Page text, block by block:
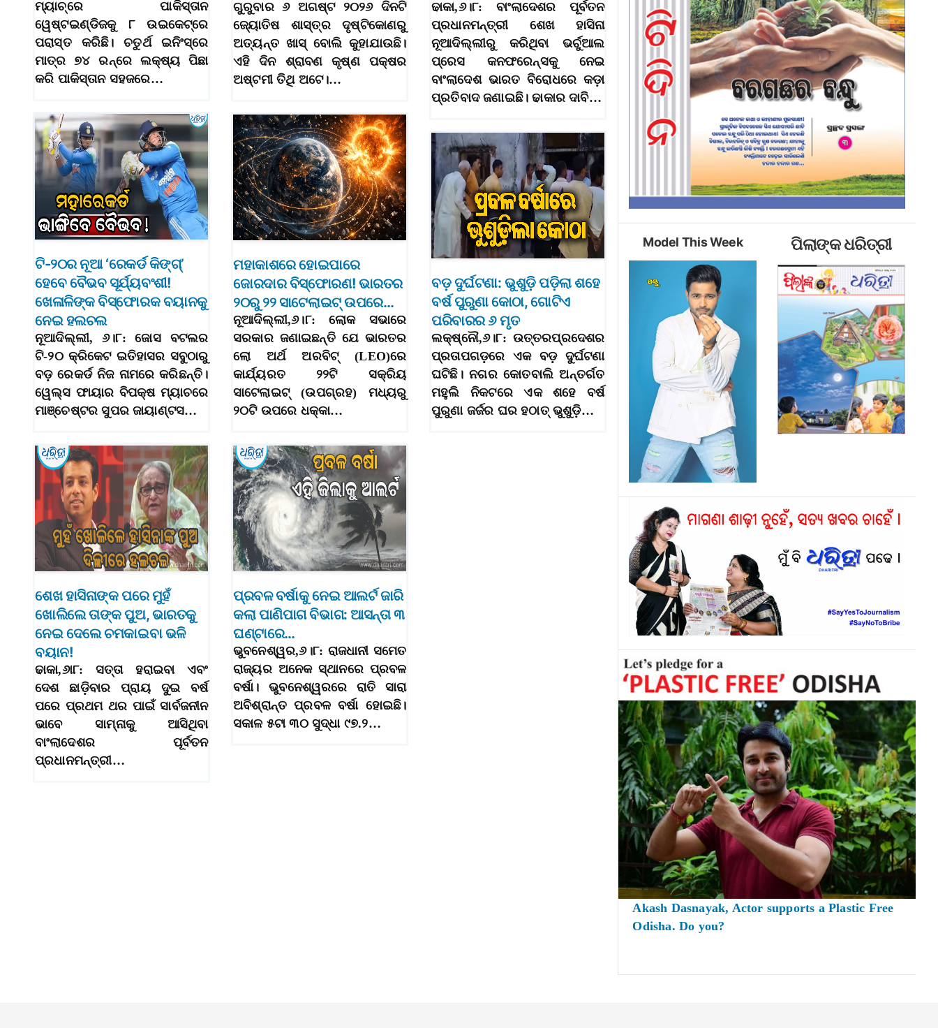
ମ୍ୟାଚ୍‌ରେ ପାକିସ୍ତାନ
ୱେଷ୍ଟଇଣ୍ଡିଜକୁ ୮ ଉଇକେଟ୍‌ରେ
ପରାସ୍ତ କରିଛି। ଚତୁର୍ଥ ଇନିଂସ୍‌ରେ
ମାତ୍ର ୭୪ ରନ୍‌ରେ ଲକ୍ଷ୍ୟ ପିଛା
କରି ପାକିସ୍ତାନ ସହଜରେ…
ଗୁରୁବାର ୬ ଅଗଷ୍ଟ ୨୦୨୬ ଦିନଟି
ଜ୍ୟୋତିଷ ଶାସ୍ତ୍ର ଦୃଷ୍ଟିକୋଣରୁ
ଅତ୍ୟନ୍ତ ଖାସ୍ ବୋଲି କୁହାଯାଉଛି।
ଏହି ଦିନ ଶ୍ରାବଣ କୃଷ୍ଣ ପକ୍ଷର
ଅଷ୍ଟମୀ ତିଥି ଅଟେ।…
ଢାକା,୬।୮: ବାଂଲାଦେଶର ପୂର୍ବତନ
ପ୍ରଧାନମନ୍ତ୍ରୀ ଶେଖ ହାସିନା
ନୂଆଦିଲ୍ଲୀରୁ କରିଥିବା ଭର୍ଚୁଆଲ
ପ୍ରେସ କନଫରେନ୍ସକୁ ନେଇ
ବାଂଲାଦେଶ ଭାରତ ବିରୋଧରେ କଡ଼ା
ପ୍ରତିବାଦ ଜଣାଇଛି। ଢାକାର ଦାବି…
ଟି-୨୦ର ନୂଆ ‘ରେକର୍ଡ କିଙ୍ଗ୍‌’
ହେବେ ବୈଭବ ସୂର୍ଯ୍ୟବଂଶୀ!
ଖେଳାଳିଙ୍କ ବିସ୍ଫୋରକ ବୟାନକୁ
ନେଇ ହଲଚଲ
ନୂଆଦିଲ୍ଲୀ, ୬।୮: ଜୋସ ବଟଲର
ଟି-୨୦ କ୍ରିକେଟ ଇତିହାସର ସବୁଠାରୁ
ବଡ଼ ରେକର୍ଡ ନିଜ ନାମରେ କରିଛନ୍ତି।
ୱେଲ୍ସ ଫାୟାର ବିପକ୍ଷ ମ୍ୟାଚରେ
ମାଞ୍ଚେଷ୍ଟର ସୁପର ଜାୟାଣ୍ଟସ…
ମହାକାଶରେ ହୋଇପାରେ
ଜୋରଦାର ବିସ୍ଫୋରଣ! ଭାରତର
୨୦ରୁ ୨୨ ସାଟେଲାଇଟ୍‌ ଉପରେ…
ନୂଆଦିଲ୍ଲୀ,୬।୮: ଲୋକ ସଭାରେ
ସରକାର ଜଣାଇଛନ୍ତି ଯେ ଭାରତର
ଲୋ ଅର୍ଥ ଅରବିଟ୍ (LEO)ରେ
କାର୍ଯ୍ୟରତ ୨୨ଟି ସକ୍ରିୟ
ସାଟେଲାଇଟ୍ (ଉପଗ୍ରହ) ମଧ୍ୟରୁ
୨୦ଟି ଉପରେ ଧକ୍କା…
ବଡ଼ ଦୁର୍ଘଟଣା: ଭୁଶୁଡ଼ି ପଡ଼ିଲା ଶହେ
ବର୍ଷ ପୁରୁଣା କୋଠା, ଗୋଟିଏ
ପରିବାରର ୬ ମୃତ
ଲକ୍ଷ୍ନୌ,୬।୮: ଉତ୍ତରପ୍ରଦେଶର
ପ୍ରତାପଗଡ଼ରେ ଏକ ବଡ଼ ଦୁର୍ଘଟଣା
ଘଟିଛି। ନଗର କୋତବାଲି ଅନ୍ତର୍ଗତ
ମହୁଲି ନିକଟରେ ଏକ ଶହେ ବର୍ଷ
ପୁରୁଣା ଜର୍ଜର ଘର ହଠାତ୍‌ ଭୁଶୁଡ଼ି…
ଶେଖ ହାସିନାଙ୍କ ପରେ ମୁହଁ
ଖୋଲିଲେ ତାଙ୍କ ପୁଅ, ଭାରତକୁ
ନେଇ ଦେଲେ ଚମକାଇବା ଭଳି
ବୟାନ!
ଢାକା,୬ା୮: ସତ୍ତା ହରାଇବା ଏବଂ
ଦେଶ ଛାଡ଼ିବାର ପ୍ରାୟ ଦୁଇ ବର୍ଷ
ପରେ ପ୍ରଥମ ଥର ପାଇଁ ସାର୍ବଜନୀନ
ଭାବେ ସାମ୍ନାକୁ ଆସିଥିବା
ବାଂଲାଦେଶର ପୂର୍ବତନ
ପ୍ରଧାନମନ୍ତ୍ରୀ…
ପ୍ରବଳ ବର୍ଷାକୁ ନେଇ ଆଲର୍ଟ ଜାରି
କଲା ପାଣିପାଗ ବିଭାଗ: ଆସନ୍ତା ୩
ଘଣ୍ଟାରେ…
ଭୁବନେଶ୍ୱର,୬।୮: ରାଜଧାନୀ ସମେତ
ରାଜ୍ୟର ଅନେକ ସ୍ଥାନରେ ପ୍ରବଳ
ବର୍ଷା। ଭୁବନେଶ୍ୱରରେ ରାତି ସାରା
ଅବିଶ୍ରାନ୍ତ ପ୍ରବଳ ବର୍ଷା ହୋଇଛି।
ସକାଳ ୫ଟା ୩୦ ସୁଦ୍ଧା ୯୭.୨…
Model This Week ପିଲାଙ୍କ ଧରିତ୍ରୀ
Akash Dasnayak, Actor supports a Plastic Free
Odisha. Do you?